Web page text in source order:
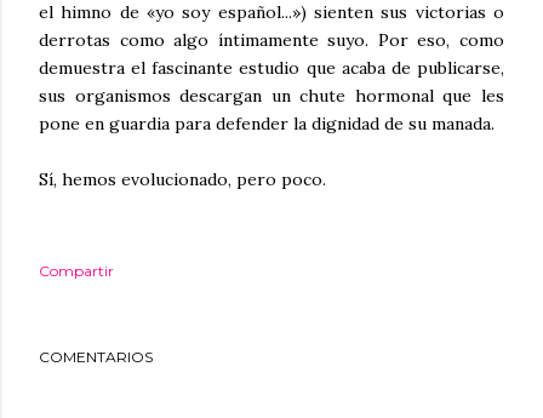
el himno de «yo soy español...») sienten sus victorias o
derrotas como algo íntimamente suyo. Por eso, como
demuestra el fascinante estudio que acaba de publicarse,
sus organismos descargan un chute hormonal que les
pone en guardia para defender la dignidad de su manada.
Sí, hemos evolucionado, pero poco.
Compartir
COMENTARIOS